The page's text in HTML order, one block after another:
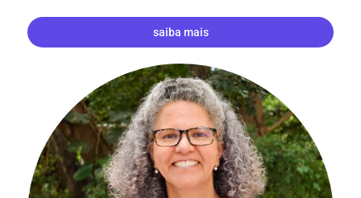
saiba mais